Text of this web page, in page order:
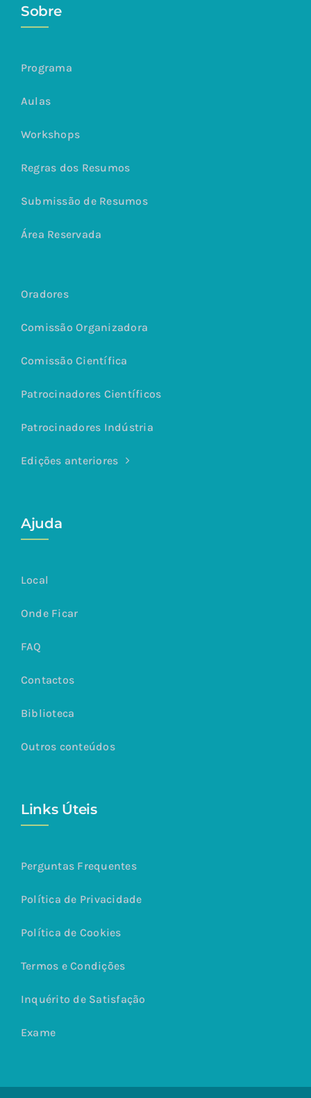
Sobre
Programa
Aulas
Workshops
Regras dos Resumos
Submissão de Resumos
Área Reservada
Oradores
Comissão Organizadora
Comissão Científica
Patrocinadores Científicos
Patrocinadores Indústria
Edições anteriores
Ajuda
Local
Onde Ficar
FAQ
Contactos
Biblioteca
Outros conteúdos
Links Úteis
Perguntas Frequentes
Política de Privacidade
Política de Cookies
Termos e Condições
Inquérito de Satisfação
Exame